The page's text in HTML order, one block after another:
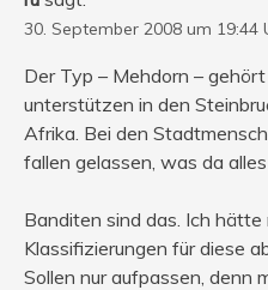
30. September 2008 um 19:44
Der Typ – Mehdorn –
unterstützen in den
Afrika. Bei den
fallen gelassen, was da
Banditen sind das. Ich hätte
Klassifizierungen für diese
Sollen nur aufpassen, denn